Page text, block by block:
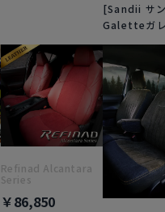
[Sandii サ
Galetteガ
Refinad Alcantara
Series
￥86,850